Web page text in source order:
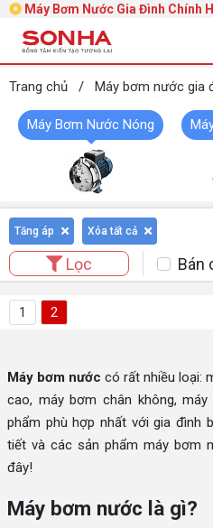
Máy Bơm Nước Gia Đình Chính
Trang chủ / Máy bơm nước gia
Máy Bơm Nước Nóng
Tăng áp Xóa tất cả
Lọc Bán
1 2
Máy bơm nước có rất nhiều loại:
cao, máy bơm chân không,
phẩm phù hợp nhất với gia đình
tiết và các sản phẩm máy bơm
đây!
Máy bơm nước là gì?